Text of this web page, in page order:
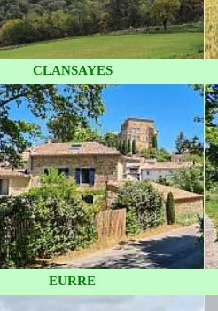
CLANSAYES
EURRE